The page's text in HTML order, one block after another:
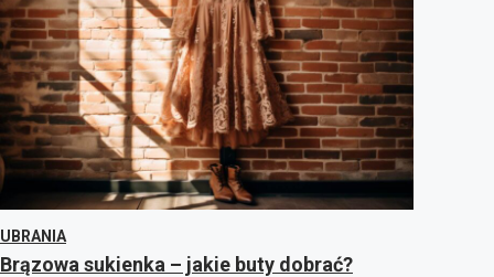
UBRANIA
Brązowa sukienka – jakie buty dobrać?